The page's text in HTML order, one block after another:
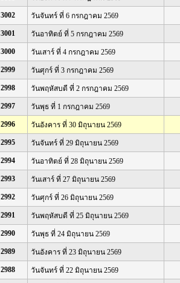
3002 วันจันทร์ ที่ 6 กรกฎาคม 2569
3001 วันอาทิตย์ ที่ 5 กรกฎาคม 2569
3000 วันเสาร์ ที่ 4 กรกฎาคม 2569
2999 วันศุกร์ ที่ 3 กรกฎาคม 2569
2998 วันพฤหัสบดี ที่ 2 กรกฎาคม 2569
2997 วันพุธ ที่ 1 กรกฎาคม 2569
2996 วันอังคาร ที่ 30 มิถุนายน 2569
2995 วันจันทร์ ที่ 29 มิถุนายน 2569
2994 วันอาทิตย์ ที่ 28 มิถุนายน 2569
2993 วันเสาร์ ที่ 27 มิถุนายน 2569
2992 วันศุกร์ ที่ 26 มิถุนายน 2569
2991 วันพฤหัสบดี ที่ 25 มิถุนายน 2569
2990 วันพุธ ที่ 24 มิถุนายน 2569
2989 วันอังคาร ที่ 23 มิถุนายน 2569
2988 วันจันทร์ ที่ 22 มิถุนายน 2569